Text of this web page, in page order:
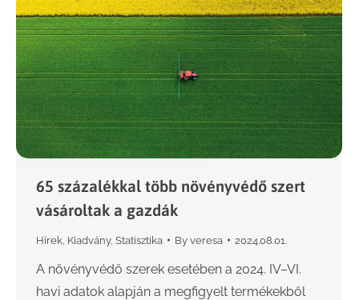
65 százalékkal több növényvédő szert
vásároltak a gazdák
Hírek Kiadvány, Statisztika By veresa 2024.08.01.
A növényvédő szerek esetében a 2024. IV–VI.
havi adatok alapján a megfigyelt termékekből